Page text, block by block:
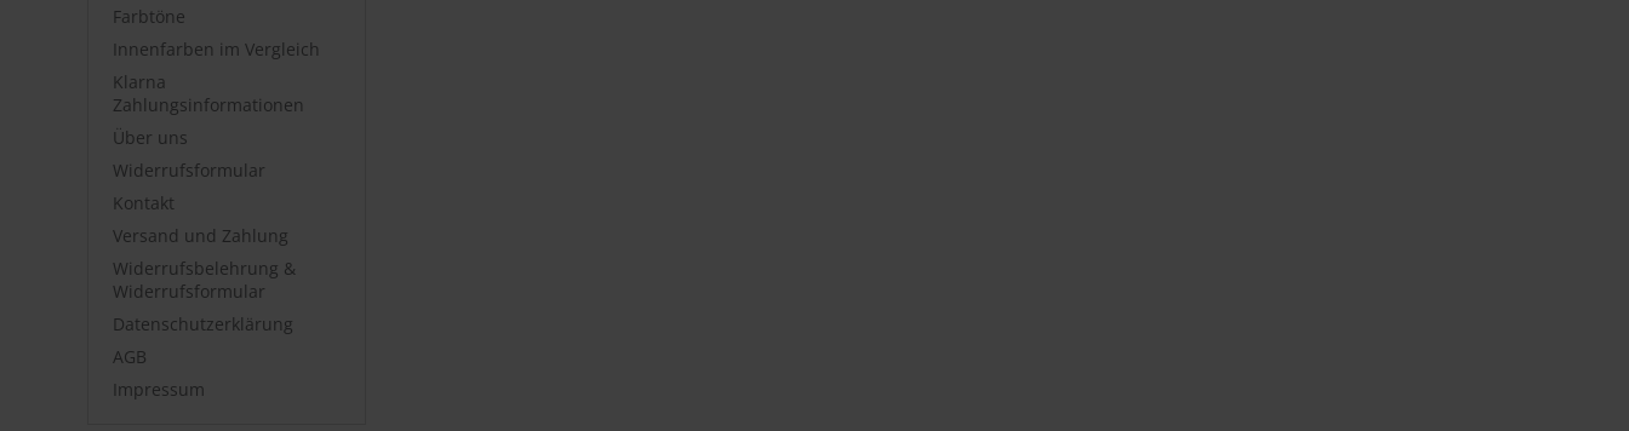
Farbtöne
Innenfarben im Vergleich
Klarna
Zahlungsinformationen
Über uns
Widerrufsformular
Kontakt
Versand und Zahlung
Widerrufsbelehrung &
Widerrufsformular
Datenschutzerklärung
AGB
Impressum